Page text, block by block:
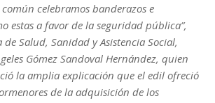
celebramos banderazos e
estas a favor de la seguridad pública”,
Salud, Sanidad y Asistencia Social,
Gómez Sandoval Hernández, quien
la amplia explicación que el edil ofreció
de la adquisición de los